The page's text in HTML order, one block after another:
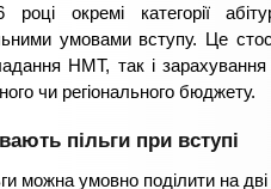
окремі категорії
умовами вступу. Це
НМТ, так і
чи регіонального бюджету.
пільги при вступі
можна умовно поділити на дві